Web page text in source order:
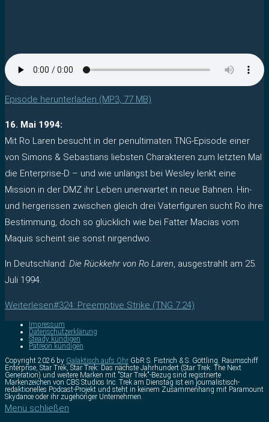
Episode herunterladen (MP3, 77 MB)
16. Mai 1994:
Mit Ro Laren besucht in der penultimaten TNG-Episode einer
von Simons & Sebastians liebsten Charakteren zum letzten Mal
die Enterprise-D – und wie unlängst bei Wesley lenkt eine
Mission in der DMZ ihr Leben unerwartet in neue Bahnen. Hin-
und hergerissen zwischen gleich drei Vaterfiguren sucht Ro ihre
Bestimmung, doch so glücklich wie bei Fatter Macias vom
Maquis scheint sie sonst nirgendwo.
In Deutschland: Die Rückkehr von Ro Laren, ausgestrahlt am 25.
Juli 1994.
Weiterlesen#324: Preemptive Strike (TNG 7.24)
Impressum
Datenschutzerklärung
Steady kündigen
Patreon kündigen
Copyright 2026 by Galaktisch aufs Ohr GbR S. Fistrich & S. Göttling. Raumschiff
Enterprise, Star Trek, Star Trek: Das nächste Jahrhundert (Star Trek: The Next
Generation) und weitere Marken mit "Star Trek"-Bezug sind registrierte
Markenzeichen von CBS Studios Inc. Trek am Dienstag ist ein journalistisch-
redaktionelles Podcast-Projekt und steht in keinem Zusammenhang mit Paramount
Skydance oder ihr zugehöriger Unternehmen.
Menü schließen